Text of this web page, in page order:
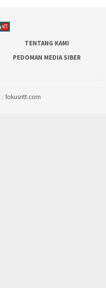
TENTANG KAMI
PEDOMAN MEDIA SIBER
/ fokusntt.com